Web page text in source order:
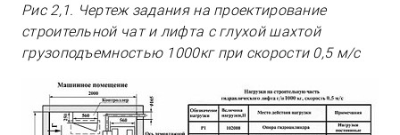
Рис 2,1. Чертеж задания на проектирование
строительной чат и лифта с глухой шахтой
грузоподъемностью 1000кг при скорости 0,5 м/с